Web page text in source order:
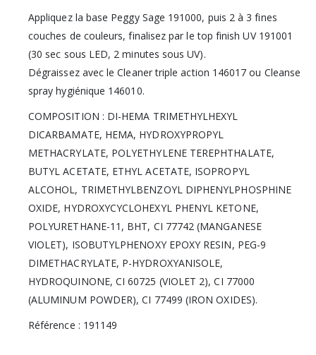
Appliquez la base Peggy Sage 191000, puis 2 à 3 fines
couches de couleurs, finalisez par le top finish UV 191001
(30 sec sous LED, 2 minutes sous UV).
Dégraissez avec le Cleaner triple action 146017 ou Cleanse
spray hygiénique 146010.
COMPOSITION : DI-HEMA TRIMETHYLHEXYL
DICARBAMATE, HEMA, HYDROXYPROPYL
METHACRYLATE, POLYETHYLENE TEREPHTHALATE,
BUTYL ACETATE, ETHYL ACETATE, ISOPROPYL
ALCOHOL, TRIMETHYLBENZOYL DIPHENYLPHOSPHINE
OXIDE, HYDROXYCYCLOHEXYL PHENYL KETONE,
POLYURETHANE-11, BHT, CI 77742 (MANGANESE
VIOLET), ISOBUTYLPHENOXY EPOXY RESIN, PEG-9
DIMETHACRYLATE, P-HYDROXYANISOLE,
HYDROQUINONE, CI 60725 (VIOLET 2), CI 77000
(ALUMINUM POWDER), CI 77499 (IRON OXIDES).
Référence : 191149